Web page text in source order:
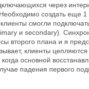
через
создать еще 1
смогли
и secondary).
второго плана и я
клиенты цепляются
основной
падения первого